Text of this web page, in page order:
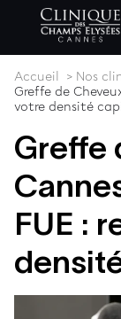
Accueil Nos
Greffe de
votre densité
Greffe
FUE :